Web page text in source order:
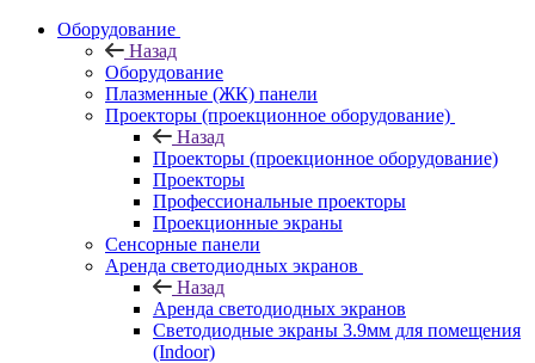
Оборудование
Назад
Оборудование
Плазменные (ЖК) панели
Проекторы (проекционное оборудование)
Назад
Проекторы (проекционное оборудование)
Проекторы
Профессиональные проекторы
Проекционные экраны
Сенсорные панели
Аренда светодиодных экранов
Назад
Аренда светодиодных экранов
Светодиодные экраны 3.9мм для помещения
(Indoor)